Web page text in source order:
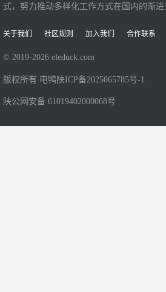
式，努力推动多样化工作方式在国内的渐进
关于我们 社区规则 加入我们 合作联系
© 2019-2026 eleduck.com
版权所有 电鸭 陕ICP备2025065785号-1
陕公网安备 61019402000068号